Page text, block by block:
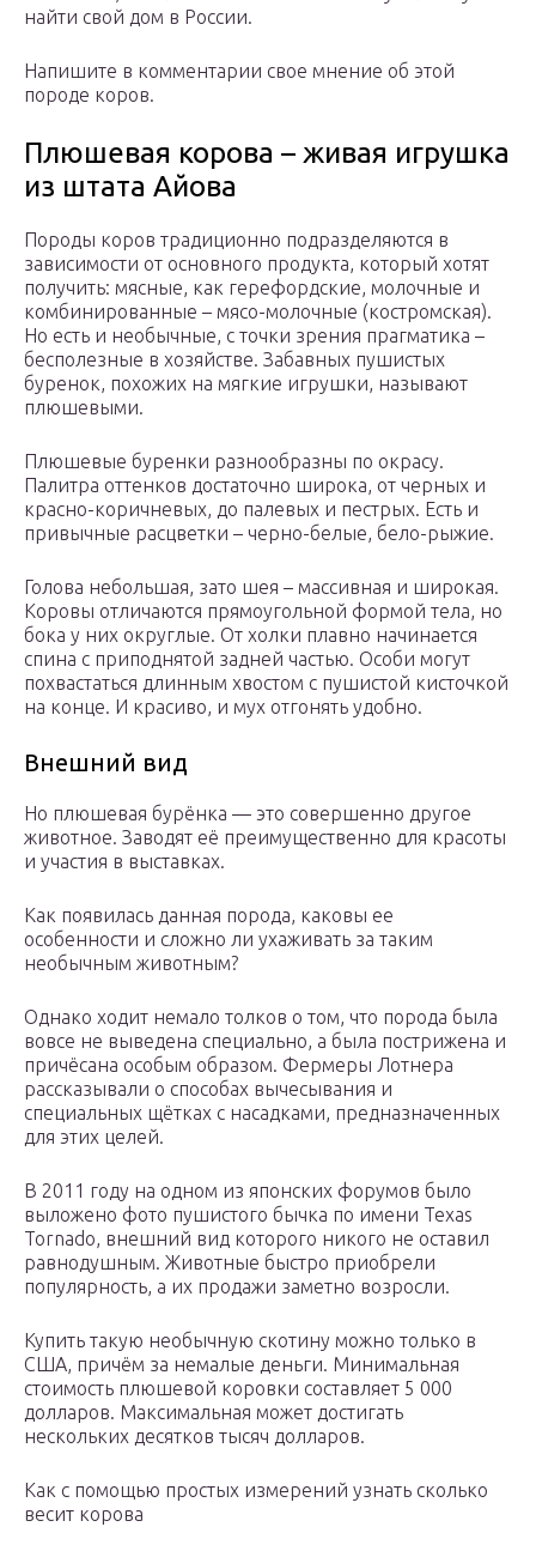
найти свой дом в России.
Напишите в комментарии свое мнение об этой
породе коров.
Плюшевая корова – живая игрушка
из штата Айова
Породы коров традиционно подразделяются в
зависимости от основного продукта, который хотят
получить: мясные, как герефордские, молочные и
комбинированные – мясо-молочные (костромская).
Но есть и необычные, с точки зрения прагматика –
бесполезные в хозяйстве. Забавных пушистых
буренок, похожих на мягкие игрушки, называют
плюшевыми.
Плюшевые буренки разнообразны по окрасу.
Палитра оттенков достаточно широка, от черных и
красно-коричневых, до палевых и пестрых. Есть и
привычные расцветки – черно-белые, бело-рыжие.
Голова небольшая, зато шея – массивная и широкая.
Коровы отличаются прямоугольной формой тела, но
бока у них округлые. От холки плавно начинается
спина с приподнятой задней частью. Особи могут
похвастаться длинным хвостом с пушистой кисточкой
на конце. И красиво, и мух отгонять удобно.
Внешний вид
Но плюшевая бурёнка — это совершенно другое
животное. Заводят её преимущественно для красоты
и участия в выставках.
Как появилась данная порода, каковы ее
особенности и сложно ли ухаживать за таким
необычным животным?
Однако ходит немало толков о том, что порода была
вовсе не выведена специально, а была пострижена и
причёсана особым образом. Фермеры Лотнера
рассказывали о способах вычесывания и
специальных щётках с насадками, предназначенных
для этих целей.
В 2011 году на одном из японских форумов было
выложено фото пушистого бычка по имени Texas
Tornado, внешний вид которого никого не оставил
равнодушным. Животные быстро приобрели
популярность, а их продажи заметно возросли.
Купить такую необычную скотину можно только в
США, причём за немалые деньги. Минимальная
стоимость плюшевой коровки составляет 5 000
долларов. Максимальная может достигать
нескольких десятков тысяч долларов.
Как с помощью простых измерений узнать сколько
весит корова